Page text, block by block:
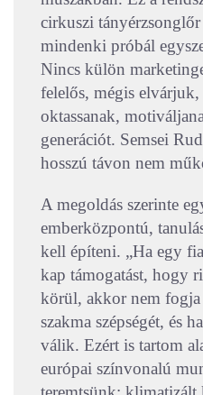
cirkuszi
mindenki próbál
Nincs külön
felelős, mégis
oktassanak,
generációt. Semsei
hosszú távon nem
A megoldás szerinte
emberközpontú,
kell építeni. „Ha egy
kap támogatást, hogy
körül, akkor nem fogja
szakma szépségét, és
válik. Ezért is tartom
európai színvonalú